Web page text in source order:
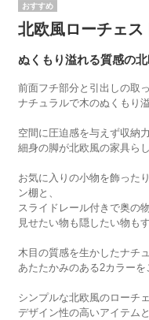
北欧風ローチェ
ぬくもり溢れる質感の
前面フチ部分と引出しの取
ナチュラルで木のぬくもり
空間に圧迫感を与えず収納
細身の脚が北欧風の家具ら
お気に入りの小物を飾った
ン棚と、
スライドレール付きで奥の
見せたい物も隠したい物も
木目の質感を生かしたナチ
あたたかみのある2カラーを
シンプルな北欧風のローチ
デザイン性の高いアイテム